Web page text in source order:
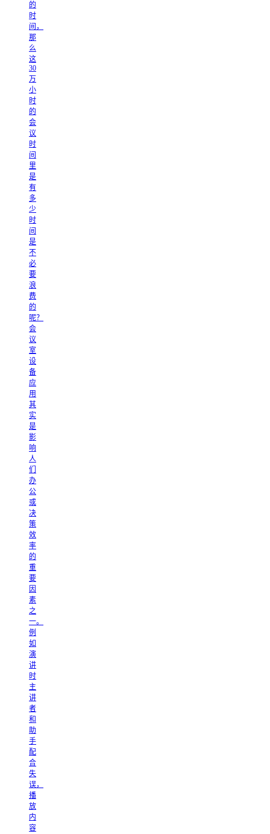
的
时
间，
那
么
这
30
万
小
时
的
会
议
时
间
里
是
有
多
少
时
间
是
不
必
要
浪
费
的
呢？
会
议
室
设
备
应
用
其
实
是
影
响
人
们
办
公
或
决
策
效
率
的
重
要
因
素
之
一。
例
如
演
讲
时
主
讲
者
和
助
手
配
合
失
误，
播
放
内
容